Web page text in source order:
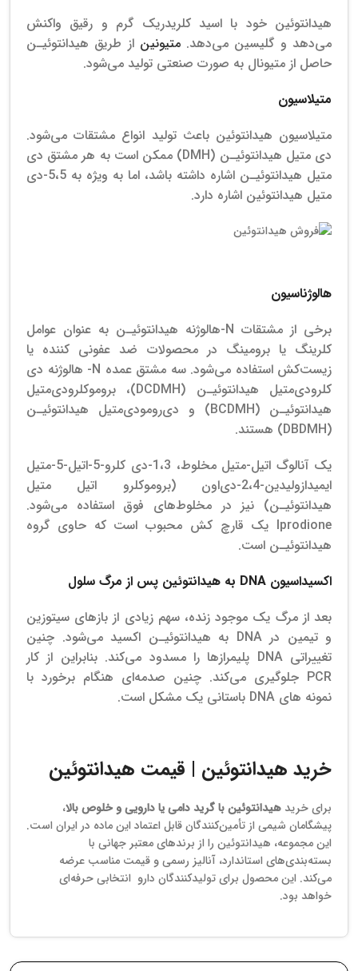
هیدانتوئین خود با اسید کلریدریک گرم و رقیق واکنش
می‌دهد و گلیسین می‌دهد.متیونین از طریق هیدانتوئیـن
حاصل از متیونال به صورت صنعتی تولید می‌شود.
متیلاسیون
متیلاسیون هیدانتوئین باعث تولید انواع مشتقات می‌شود.
دی متیل هیدانتوئیـن (DMH) ممکن است به هر مشتق دی
متیل هیدانتوئیـن اشاره داشته باشد، اما به ویژه به 5،5-دی
متیل هیدانتوئین اشاره دارد.
هالوژناسیون
برخی از مشتقات N-هالوژنه هیدانتوئیـن به عنوان عوامل
کلرینگ یا برومینگ در محصولات ضد عفونی کننده یا
زیست‌کش استفاده می‌شود. سه مشتق عمده N- هالوژنه دی
کلرودی‌متیل هیدانتوئیـن (DCDMH)، بروموکلرودی‌متیل
هیدانتوئیـن (BCDMH) و دی‌رومودی‌متیل هیدانتوئیـن
(DBDMH) هستند.
یک آنالوگ اتیل-متیل مخلوط، 1،3-دی کلرو-5-اتیل-5-متیل
ایمیدازولیدین-2،4-دی‌اون (بروموکلرو اتیل متیل
هیدانتوئیـن) نیز در مخلوط‌های فوق استفاده می‌شود.
Iprodione یک قارچ کش محبوب است که حاوی گروه
هیدانتوئیـن است.
اکسیداسیون DNA به هیدانتوئین پس از مرگ سلول
بعد از مرگ یک موجود زنده، سهم زیادی از بازهای سیتوزین
و تیمین در DNA به هیدانتوئیـن اکسید می‌شود. چنین
تغییراتی DNA پلیمرازها را مسدود می‌کند. بنابراین از کار
PCR جلوگیری می‌کند. چنین صدمه‌ای هنگام برخورد با
نمونه های DNA باستانی یک مشکل است.
خرید هیدانتوئین | قیمت هیدانتوئین
برای خرید هیدانتوئین با گرید دامی یا دارویی و خلوص بالا،
پیشگامان شیمی از تأمین‌کنندگان قابل اعتماد این ماده در ایران است.
این مجموعه، هیدانتوئین را از برندهای معتبر جهانی با
بسته‌بندی‌های استاندارد، آنالیز رسمی و قیمت مناسب عرضه
می‌کند. این محصول برای تولیدکنندگان دارو انتخابی حرفه‌ای
خواهد بود.